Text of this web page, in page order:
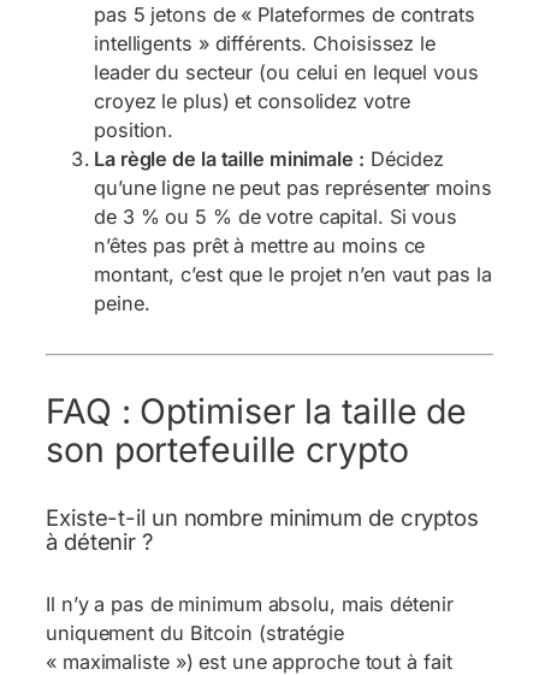
pas 5 jetons de « Plateformes de contrats
intelligents » différents. Choisissez le
leader du secteur (ou celui en lequel vous
croyez le plus) et consolidez votre
position.
La règle de la taille minimale : Décidez
qu’une ligne ne peut pas représenter moins
de 3 % ou 5 % de votre capital. Si vous
n’êtes pas prêt à mettre au moins ce
montant, c’est que le projet n’en vaut pas la
peine.
FAQ : Optimiser la taille de
son portefeuille crypto
Existe-t-il un nombre minimum de cryptos
à détenir ?
Il n’y a pas de minimum absolu, mais détenir
uniquement du Bitcoin (stratégie
« maximaliste ») est une approche tout à fait